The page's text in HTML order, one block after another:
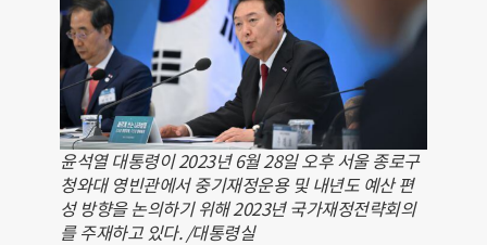
윤석열 대통령이 2023년 6월 28일 오후 서울 종로구
청와대 영빈관에서 중기재정운용 및 내년도 예산 편
성 방향을 논의하기 위해 2023년 국가재정전략회의
를 주재하고 있다. /대통령실